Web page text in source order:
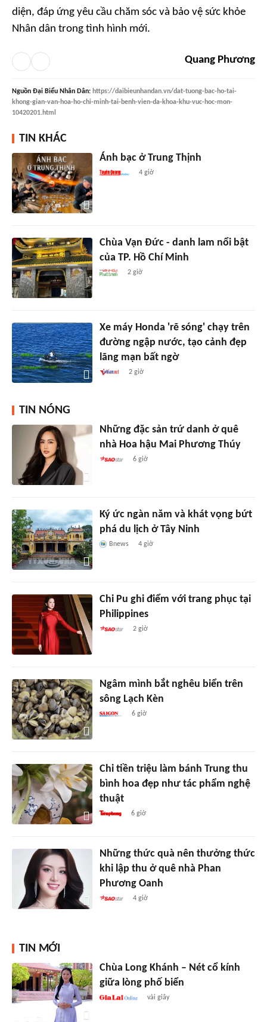
diện, đáp ứng yêu cầu chăm sóc và bảo vệ sức khỏe
Nhân dân trong tình hình mới.
Quang Phương
Nguồn Đại Biểu Nhân Dân: https://daibieunhandan.vn/dat-tuong-bac-ho-tai-
khong-gian-van-hoa-ho-chi-minh-tai-benh-vien-da-khoa-khu-vuc-hoc-mon-
10420201.html
TIN KHÁC
Ánh bạc ở Trung Thịnh
4 giờ
Chùa Vạn Đức - danh lam nổi bật
của TP. Hồ Chí Minh
2 giờ
Xe máy Honda 'rẽ sóng' chạy trên
đường ngập nước, tạo cảnh đẹp
lãng mạn bất ngờ
2 giờ
TIN NÓNG
Những đặc sản trứ danh ở quê
nhà Hoa hậu Mai Phương Thúy
6 giờ
Ký ức ngàn năm và khát vọng bứt
phá du lịch ở Tây Ninh
Bnews 4 giờ
Chi Pu ghi điểm với trang phục tại
Philippines
2 giờ
Ngâm mình bắt nghêu biển trên
sông Lạch Kèn
6 giờ
Chi tiền triệu làm bánh Trung thu
bình hoa đẹp như tác phẩm nghệ
thuật
6 giờ
Những thức quà nên thưởng thức
khi lập thu ở quê nhà Phan
Phương Oanh
4 giờ
TIN MỚI
Chùa Long Khánh – Nét cổ kính
giữa lòng phố biển
vài giây